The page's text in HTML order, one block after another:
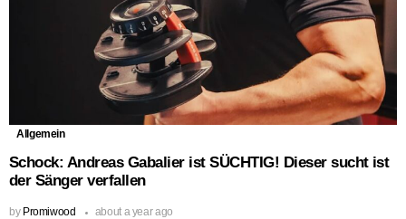
Allgemein
Schock: Andreas Gabalier ist SÜCHTIG! Dieser sucht ist
der Sänger verfallen
by Promiwood about a year ago